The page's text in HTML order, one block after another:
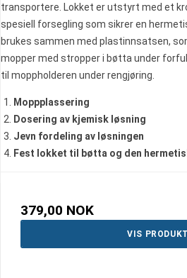
transportere. Lokket er utstyrt med et
spesiell forsegling som sikrer en
brukes sammen med plastinnsatsen,
mopper med stropper i bøtta under
til moppholderen under rengjøring.
Moppplassering
Dosering av kjemisk løsning
Jevn fordeling av løsningen
Fest lokket til bøtta og den
379,00 NOK
VIS PRODUKT